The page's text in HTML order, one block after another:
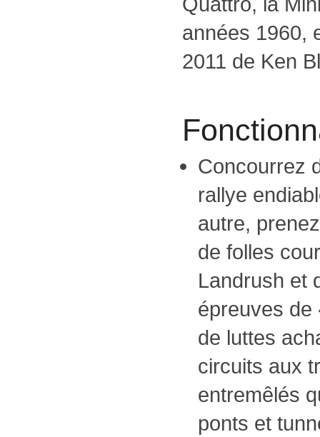
années 1960,
2011 de Ken
Concourrez
rallye
autre,
de folles
Landrush et
épreuves de
de luttes
circuits aux
entremêlés
ponts et